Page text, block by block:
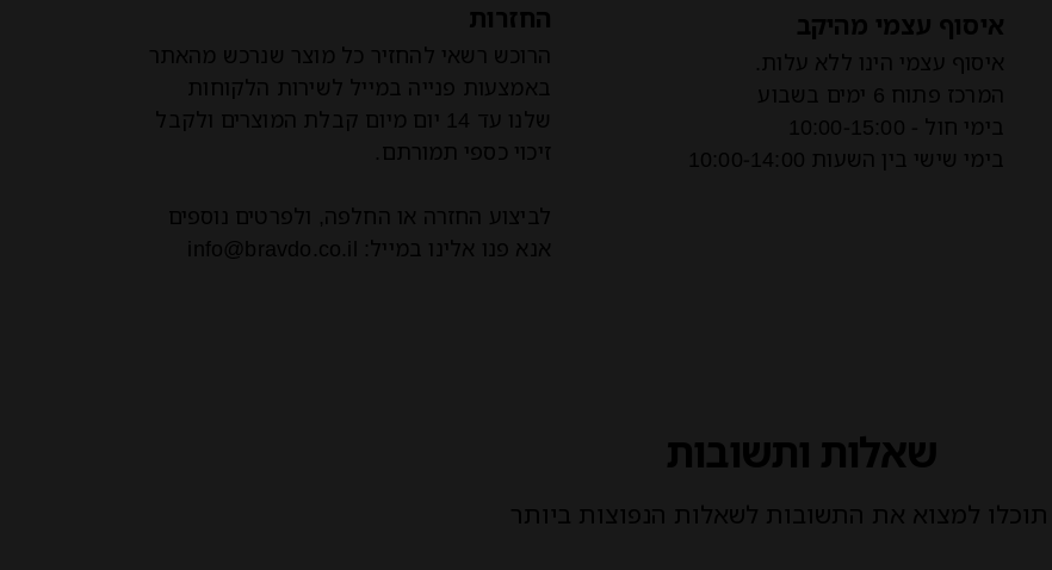
איסוף עצמי מהיקב
איסוף עצמי הינו ללא עלות.
המרכז פתוח 6 ימים בשבוע
בימי חול - 10:00-15:00
בימי שישי בין השעות 10:00-14:00
החזרות
הרוכש רשאי להחזיר כל מוצר שנרכש מהאתר
באמצעות פנייה במייל לשירות הלקוחות
שלנו עד 14 יום מיום קבלת המוצרים ולקבל
זיכוי כספי תמורתם.
לביצוע החזרה או החלפה, ולפרטים נוספים
אנא פנו אלינו במייל: info@bravdo.co.il
שאלות ותשובות
תוכלו למצוא את התשובות לשאלות הנפוצות ביותר